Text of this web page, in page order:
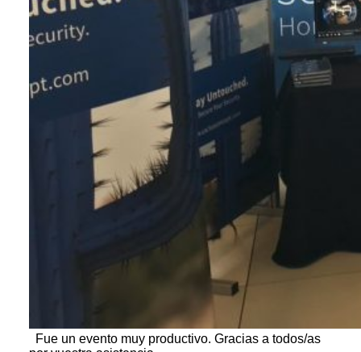
Fue un evento muy productivo. Gracias a todos/as